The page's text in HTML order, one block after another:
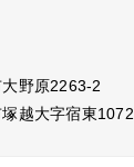
野原2263-2
越大字宿東1072